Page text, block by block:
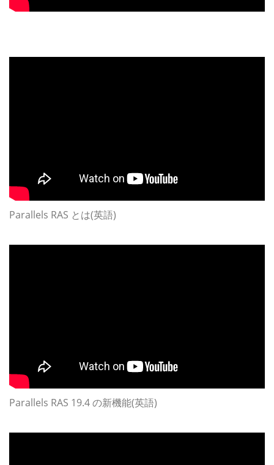
Parallels RAS とは(英語)
Parallels RAS 19.4 の新機能(英語)